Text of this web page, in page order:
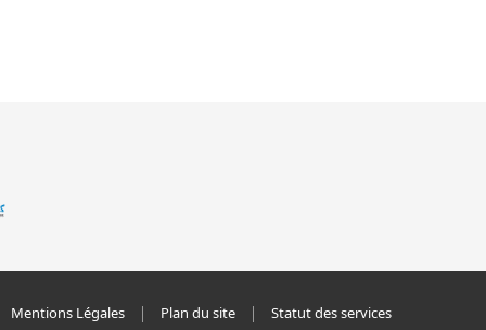
Mentions Légales Plan du site Statut des services